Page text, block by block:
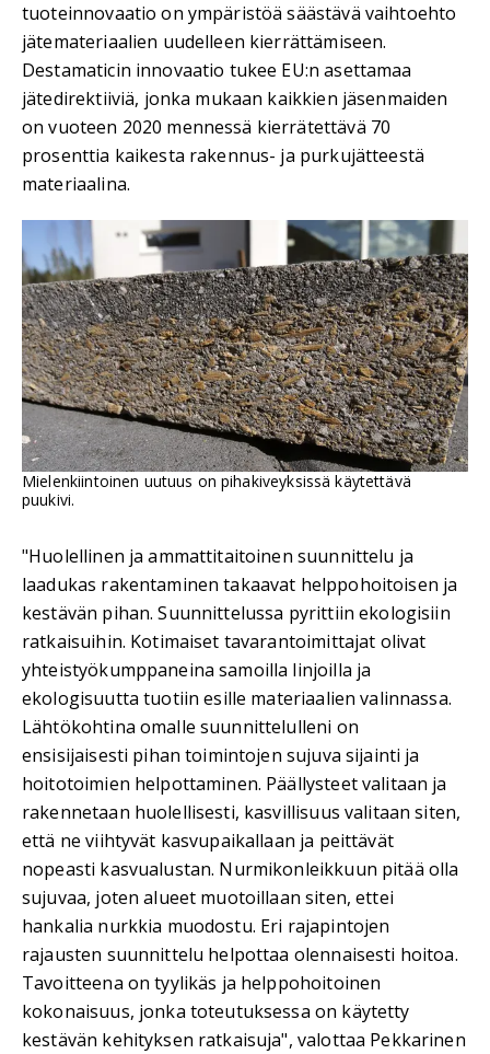
tuoteinnovaatio on ympäristöä säästävä vaihtoehto
jätemateriaalien uudelleen kierrättämiseen.
Destamaticin innovaatio tukee EU:n asettamaa
jätedirektiiviä, jonka mukaan kaikkien jäsenmaiden
on vuoteen 2020 mennessä kierrätettävä 70
prosenttia kaikesta rakennus- ja purkujätteestä
materiaalina.
Mielenkiintoinen uutuus on pihakiveyksissä käytettävä
puukivi.
"Huolellinen ja ammattitaitoinen suunnittelu ja
laadukas rakentaminen takaavat helppohoitoisen ja
kestävän pihan. Suunnittelussa pyrittiin ekologisiin
ratkaisuihin. Kotimaiset tavarantoimittajat olivat
yhteistyökumppaneina samoilla linjoilla ja
ekologisuutta tuotiin esille materiaalien valinnassa.
Lähtökohtina omalle suunnittelulleni on
ensisijaisesti pihan toimintojen sujuva sijainti ja
hoitotoimien helpottaminen. Päällysteet valitaan ja
rakennetaan huolellisesti, kasvillisuus valitaan siten,
että ne viihtyvät kasvupaikallaan ja peittävät
nopeasti kasvualustan. Nurmikonleikkuun pitää olla
sujuvaa, joten alueet muotoillaan siten, ettei
hankalia nurkkia muodostu. Eri rajapintojen
rajausten suunnittelu helpottaa olennaisesti hoitoa.
Tavoitteena on tyylikäs ja helppohoitoinen
kokonaisuus, jonka toteutuksessa on käytetty
kestävän kehityksen ratkaisuja", valottaa Pekkarinen